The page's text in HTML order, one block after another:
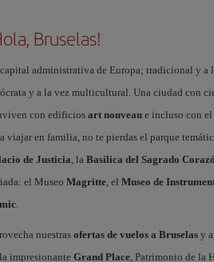
Bruselas!
administrativa de Europa; tradicional y a
y a la vez multicultural. Una ciudad con
con edificios art nouveaue incluso con el
viajar en familia, no te pierdas el parque
de Justicia, la Basílica del Sagrado
el Museo Magritte, el Museo de
.
nuestrasofertas de vuelos a Bruselasy
impresionante Grand Place, Patrimonio de la